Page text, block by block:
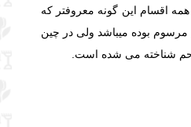
همه اقسام این گونه معروفتر که
مرسوم بوده میباشد ولی در چین
شناخته می شده است.